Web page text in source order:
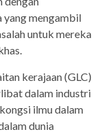
mengambil
untuk mereka
kerajaan (GLC)
dalam industri
ilmu dalam
dunia